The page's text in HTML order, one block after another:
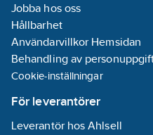
Jobba hos oss
Hållbarhet
Användarvillkor Hemsidan
Behandling av
Cookie-inställningar
För leverantörer
Leverantör hos Ahlsell